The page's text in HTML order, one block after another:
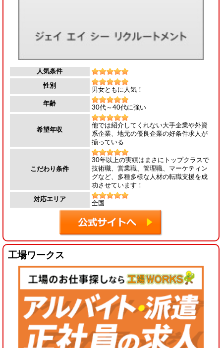
人気条件
性別
男女ともに人気！
年齢
30代～40代に強い
希望年収
他では紹介してくれない大手企業や外資
系企業、地元の優良企業の好条件求人が
揃っている
こだわり条件
30年以上の実績はまさにトップクラスで
技術職、営業職、管理職、マーケティン
グなど、多種多様な人材の転職支援を成
功させています！
対応エリア
全国
工場ワークス